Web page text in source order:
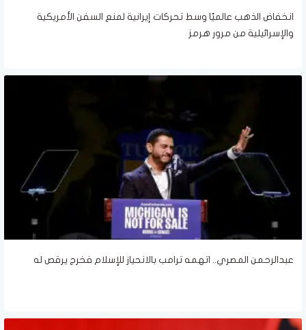
انخفاض الذهب عالميًا وسط تحركات إيرانية لمنع السفن الأمريكية
والإسرائيلية من مرور هرمز
عبدالرحمن المصري.. اتهمه ترامب بالانحياز للإسلام فخرج يرقص له